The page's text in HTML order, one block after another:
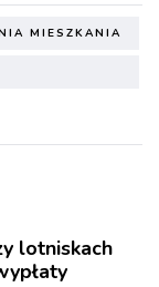
MIESZKANIA
lotniskach